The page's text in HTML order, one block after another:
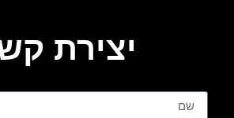
יצירת קשר